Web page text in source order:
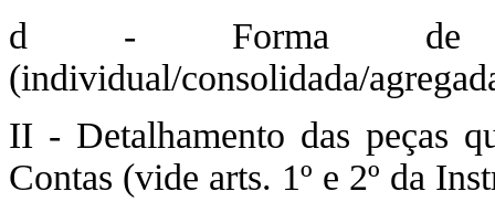
d - Forma de
(individual/consolidada/
II - Detalhamento das peças
Contas (vide arts. 1º e 2º da